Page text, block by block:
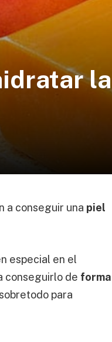
la
a conseguir una piel
especial en el
conseguirlo de forma
para